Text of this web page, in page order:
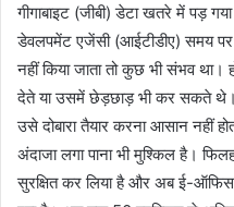
गीगाबाइट (जीबी) डेटा खतरे में पड़
डेवलपमेंट एजेंसी (आईटीडीए) समय
नहीं किया जाता तो कुछ भी संभव
देते या उसमें छेड़छाड़ भी कर सकते थे।
उसे दोबारा तैयार करना आसान नहीं
अंदाजा लगा पाना भी मुश्किल है।
सुरक्षित कर लिया है और अब ई-